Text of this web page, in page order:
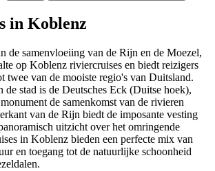
in Koblenz
de samenvloeiing van de Rijn en de Moezel,
op Koblenz riviercruises en biedt reizigers
twee van de mooiste regio's van Duitsland.
stad is de Deutsches Eck (Duitse hoek),
de samenkomst van de rivieren
van de Rijn biedt de imposante vesting
uitzicht over het omringende
in Koblenz bieden een perfecte mix van
en toegang tot de natuurlijke schoonheid